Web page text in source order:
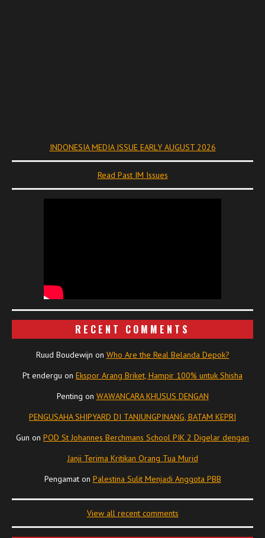
INDONESIA MEDIA ISSUE EARLY AUGUST 2026
Read Past IM Issues
RECENT COMMENTS
Ruud Boudewijn on Who Are the Real Belanda Depok?
Pt endergu on Ekspor Arang Briket, Hampir 100% untuk Shisha
Penting on WAWANCARA KHUSUS DENGAN
PENGUSAHA SHIPYARD DI TANJUNGPINANG, BATAM KEPRI
Gun on POD St Johannes Berchmans School PIK 2 Digelar dengan
Janji Terima Kritikan Orang Tua Murid
Pengamaton Palestina Sulit Menjadi Anggota PBB
View all recent comments